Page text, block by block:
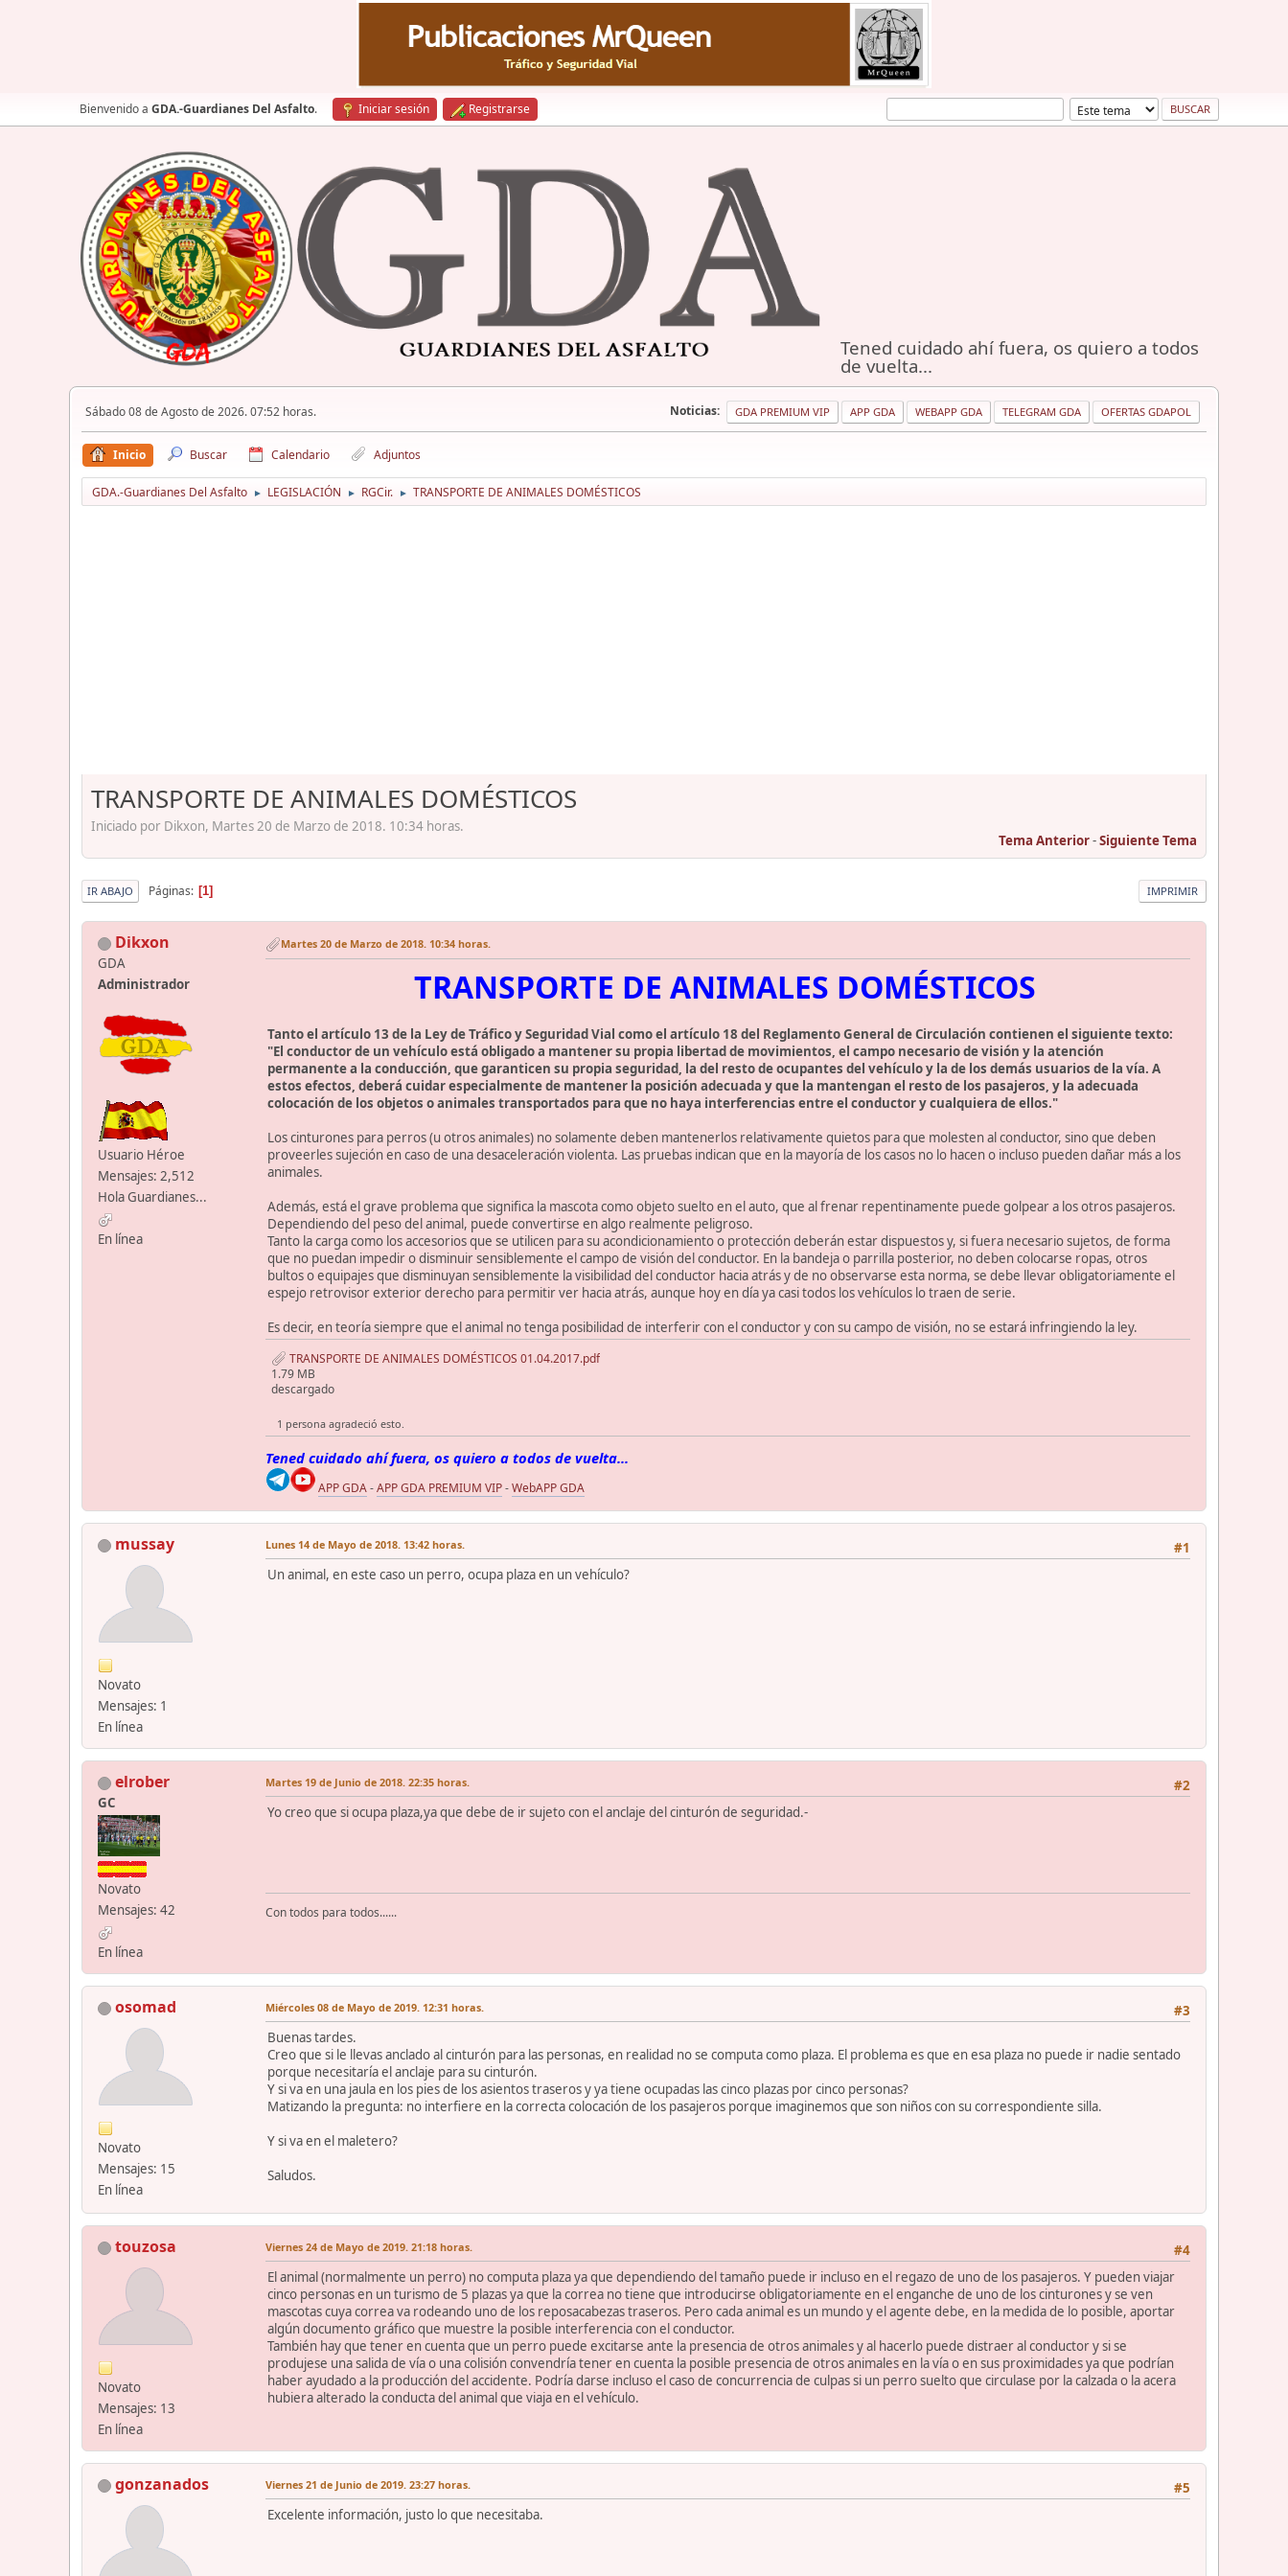
Bienvenido a GDA.-Guardianes Del Asfalto. Iniciar sesión Registrarse
Tened cuidado ahí fuera, os quiero a todos
de vuelta...
Sábado 08 de Agosto de 2026. 07:52 horas. Noticias: GDA PREMIUM VIP APP GDA WEBAPP GDA TELEGRAM GDA OFERTAS GDAPOL
Inicio Buscar Calendario Adjuntos
GDA.-Guardianes Del Asfalto ► LEGISLACIÓN ► RGCir. ► TRANSPORTE DE ANIMALES DOMÉSTICOS
TRANSPORTE DE ANIMALES DOMÉSTICOS
Iniciado por Dikxon, Martes 20 de Marzo de 2018. 10:34 horas.
Tema Anterior-Siguiente Tema
IMPRIMIR
IR ABAJO Páginas 1
Dikxon
GDA
Administrador
Usuario Héroe
Mensajes: 2,512
Hola Guardianes...
En línea
Martes 20 de Marzo de 2018. 10:34 horas.
TRANSPORTE DE ANIMALES DOMÉSTICOS
Tanto el artículo 13 de la Ley de Tráfico y Seguridad Vial como el artículo 18 del Reglamento General de Circulación contienen el siguiente texto:
"El conductor de un vehículo está obligado a mantener su propia libertad de movimientos, el campo necesario de visión y la atención
permanente a la conducción, que garanticen su propia seguridad, la del resto de ocupantes del vehículo y la de los demás usuarios de la vía. A
estos efectos, deberá cuidar especialmente de mantener la posición adecuada y que la mantengan el resto de los pasajeros, y la adecuada
colocación de los objetos o animales transportados para que no haya interferencias entre el conductor y cualquiera de ellos."
Los cinturones para perros (u otros animales) no solamente deben mantenerlos relativamente quietos para que molesten al conductor, sino que deben
proveerles sujeción en caso de una desaceleración violenta. Las pruebas indican que en la mayoría de los casos no lo hacen o incluso pueden dañar más a los
animales.
Además, está el grave problema que significa la mascota como objeto suelto en el auto, que al frenar repentinamente puede golpear a los otros pasajeros.
Dependiendo del peso del animal, puede convertirse en algo realmente peligroso.
Tanto la carga como los accesorios que se utilicen para su acondicionamiento o protección deberán estar dispuestos y, si fuera necesario sujetos, de forma
que no puedan impedir o disminuir sensiblemente el campo de visión del conductor. En la bandeja o parrilla posterior, no deben colocarse ropas, otros
bultos o equipajes que disminuyan sensiblemente la visibilidad del conductor hacia atrás y de no observarse esta norma, se debe llevar obligatoriamente el
espejo retrovisor exterior derecho para permitir ver hacia atrás, aunque hoy en día ya casi todos los vehículos lo traen de serie.
Es decir, en teoría siempre que el animal no tenga posibilidad de interferir con el conductor y con su campo de visión, no se estará infringiendo la ley.
TRANSPORTE DE ANIMALES DOMÉSTICOS 01.04.2017.pdf
1.79 MB
descargado
1 persona agradeció esto.
Tened cuidado ahí fuera, os quiero a todos de vuelta...
APP GDA-APP GDA PREMIUM VIP-WebAPP GDA
mussay
Novato
Mensajes: 1
En línea
#1
Lunes 14 de Mayo de 2018. 13:42 horas.
Un animal, en este caso un perro, ocupa plaza en un vehículo?
elrober
GC
Novato
Mensajes: 42
En línea
#2
Martes 19 de Junio de 2018. 22:35 horas.
Yo creo que si ocupa plaza,ya que debe de ir sujeto con el anclaje del cinturón de seguridad.-
Con todos para todos......
osomad
Novato
Mensajes: 15
En línea
#3
Miércoles 08 de Mayo de 2019. 12:31 horas.
Buenas tardes.
Creo que si le llevas anclado al cinturón para las personas, en realidad no se computa como plaza. El problema es que en esa plaza no puede ir nadie sentado
porque necesitaría el anclaje para su cinturón.
Y si va en una jaula en los pies de los asientos traseros y ya tiene ocupadas las cinco plazas por cinco personas?
Matizando la pregunta: no interfiere en la correcta colocación de los pasajeros porque imaginemos que son niños con su correspondiente silla.
Y si va en el maletero?
Saludos.
touzosa
Novato
Mensajes: 13
En línea
#4
Viernes 24 de Mayo de 2019. 21:18 horas.
El animal (normalmente un perro) no computa plaza ya que dependiendo del tamaño puede ir incluso en el regazo de uno de los pasajeros. Y pueden viajar
cinco personas en un turismo de 5 plazas ya que la correa no tiene que introducirse obligatoriamente en el enganche de uno de los cinturones y se ven
mascotas cuya correa va rodeando uno de los reposacabezas traseros. Pero cada animal es un mundo y el agente debe, en la medida de lo posible, aportar
algún documento gráfico que muestre la posible interferencia con el conductor.
También hay que tener en cuenta que un perro puede excitarse ante la presencia de otros animales y al hacerlo puede distraer al conductor y si se
produjese una salida de vía o una colisión convendría tener en cuenta la posible presencia de otros animales en la vía o en sus proximidades ya que podrían
haber ayudado a la producción del accidente. Podría darse incluso el caso de concurrencia de culpas si un perro suelto que circulase por la calzada o la acera
hubiera alterado la conducta del animal que viaja en el vehículo.
gonzanados #5
Viernes 21 de Junio de 2019. 23:27 horas.
Excelente información, justo lo que necesitaba.